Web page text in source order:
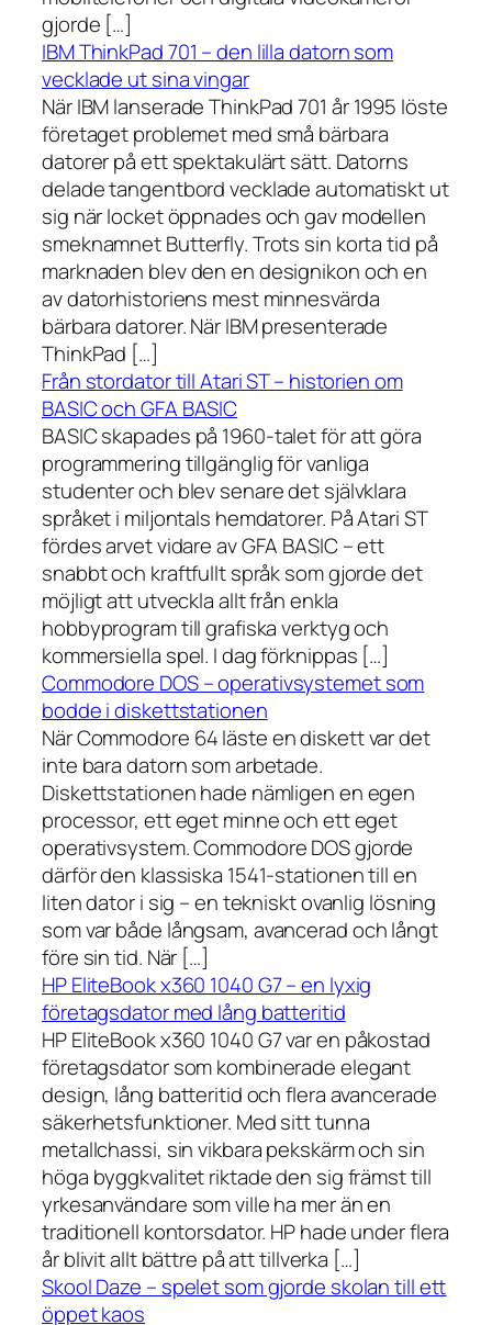
gjorde […]
IBM ThinkPad 701 – den lilla datorn som
vecklade ut sina vingar
När IBM lanserade ThinkPad 701 år 1995 löste
företaget problemet med små bärbara
datorer på ett spektakulärt sätt. Datorns
delade tangentbord vecklade automatiskt ut
sig när locket öppnades och gav modellen
smeknamnet Butterfly. Trots sin korta tid på
marknaden blev den en designikon och en
av datorhistoriens mest minnesvärda
bärbara datorer. När IBM presenterade
ThinkPad […]
Från stordator till Atari ST – historien om
BASIC och GFA BASIC
BASIC skapades på 1960-talet för att göra
programmering tillgänglig för vanliga
studenter och blev senare det självklara
språket i miljontals hemdatorer. På Atari ST
fördes arvet vidare av GFA BASIC – ett
snabbt och kraftfullt språk som gjorde det
möjligt att utveckla allt från enkla
hobbyprogram till grafiska verktyg och
kommersiella spel. I dag förknippas […]
Commodore DOS – operativsystemet som
bodde i diskettstationen
När Commodore 64 läste en diskett var det
inte bara datorn som arbetade.
Diskettstationen hade nämligen en egen
processor, ett eget minne och ett eget
operativsystem. Commodore DOS gjorde
därför den klassiska 1541-stationen till en
liten dator i sig – en tekniskt ovanlig lösning
som var både långsam, avancerad och långt
före sin tid. När […]
HP EliteBook x360 1040 G7 – en lyxig
företagsdator med lång batteritid
HP EliteBook x360 1040 G7 var en påkostad
företagsdator som kombinerade elegant
design, lång batteritid och flera avancerade
säkerhetsfunktioner. Med sitt tunna
metallchassi, sin vikbara pekskärm och sin
höga byggkvalitet riktade den sig främst till
yrkesanvändare som ville ha mer än en
traditionell kontorsdator. HP hade under flera
år blivit allt bättre på att tillverka […]
Skool Daze – spelet som gjorde skolan till ett
öppet kaos